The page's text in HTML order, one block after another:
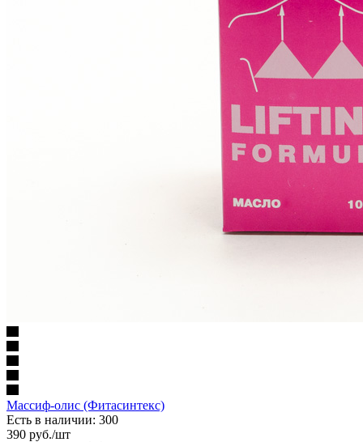
Массиф-олис (Фитасинтекс)
Есть в наличии: 300
390 руб./шт